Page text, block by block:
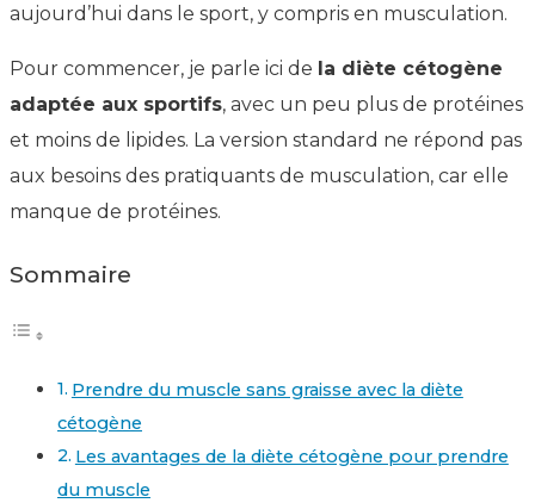
aujourd’hui dans le sport, y compris en musculation.
Pour commencer, je parle ici de la diète cétogène
adaptée aux sportifs, avec un peu plus de protéines
et moins de lipides. La version standard ne répond pas
aux besoins des pratiquants de musculation, car elle
manque de protéines.
Sommaire
Prendre du muscle sans graisse avec la diète
cétogène
Les avantages de la diète cétogène pour prendre
du muscle